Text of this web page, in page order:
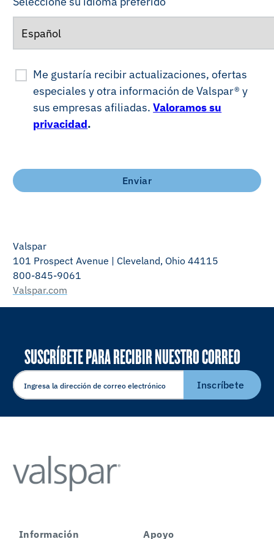
Me gustaría recibir actualizaciones, ofertas
especiales y otra información de Valspar® y
sus empresas afiliadas.Valoramos su
privacidad.
Enviar
Valspar
101 Prospect Avenue | Cleveland, Ohio 44115
800-845-9061
Valspar.com
SUSCRÍBETE PARA RECIBIR NUESTRO CORREO
ELECTRÓNICO
Inscríbete
Información
Apoyo